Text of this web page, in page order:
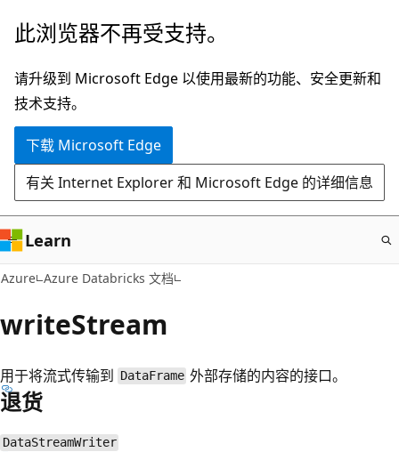
跳
主
要
内
此浏览器不再受支持。
请升级到 Microsoft Edge 以使用最新的功能、安全更新和
技术支持。
下载 Microsoft Edge
有关 Internet Explorer 和 Microsoft Edge 的详细信息
Learn
Azure Azure Databricks 文档
writeStream
用于将流式传输到 DataFrame 外部存储的内容的接口。
退货
DataStreamWriter